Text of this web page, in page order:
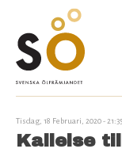
Aktuellt
Tisdag, 18 Februari, 2020 - 21:35
Kallelse